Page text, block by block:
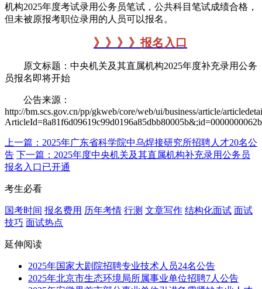
机构2025年度考试录用公务员笔试，公共科目笔试成绩合格，
但未被原报考职位录用的人员可以报名。
》》》》报名入口
原文标题：中央机关及其直属机构2025年度补充录用公务
员报名即将开始
公告来源：
http://bm.scs.gov.cn/pp/gkweb/core/web/ui/business/article/
上一篇：2025年广东省科学院中乌焊接研究所招聘人才20名公
告 下一篇：2025年度中央机关及其直属机构补充录用公务员
报名入口已开通
考生必看
国考时间 报名费用 历年考情 行测 文章写作 结构化面试 面试
技巧 面试热点
延伸阅读
2025年国家大剧院招聘专业技术人员24名公告
2025年北京市生态环境局所属事业单位招聘7人公告